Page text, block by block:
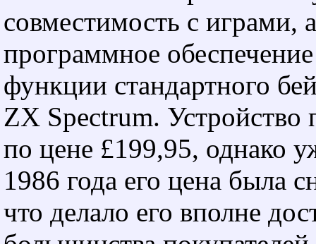
совместимость с играми,
программное
функции стандартного
ZX Spectrum. Устройство
по цене £199,95, однако
1986 года его цена была
что делало его вполне